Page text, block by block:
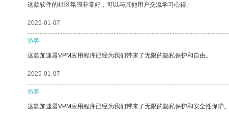
这款软件的社区氛围非常好，可以与其他用户交流学习心得。
2025-01-07
游客
这款加速器VPM应用程序已经为我们带来了无限的隐私保护和自由。
2025-01-07
游客
这款加速器VPM应用程序已经为我们带来了无限的隐私保护和安全性保护。